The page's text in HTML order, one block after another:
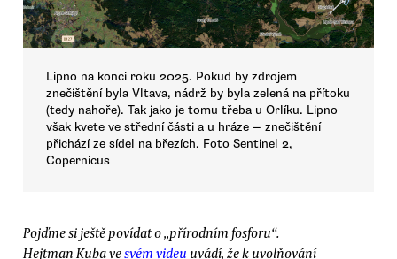
Lipno na konci roku 2025. Pokud by zdrojem
znečištění byla Vltava, nádrž by byla zelená na přítoku
(tedy nahoře). Tak jako je tomu třeba u Orlíku. Lipno
však kvete ve střední části a u hráze — znečištění
přichází ze sídel na březích. Foto Sentinel 2,
Copernicus
Pojďme si ještě povídat o „přírodním fosforu“.
Hejtman Kuba vesvém videu uvádí, že k uvolňování